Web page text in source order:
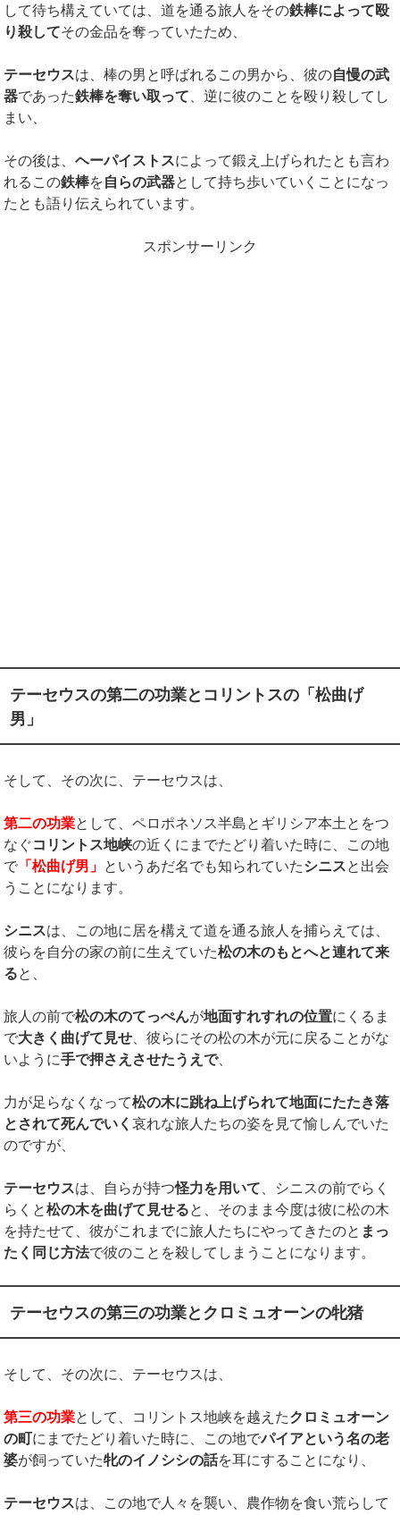
して待ち構えていては、道を通る旅人をその鉄棒によって殴
り殺してその金品を奪っていたため、
テーセウスは、棒の男と呼ばれるこの男から、彼の自慢の武
器であった鉄棒を奪い取って 、逆に彼のことを殴り殺してし
まい、
その後は、ヘーパイストスによって鍛え上げられたとも言わ
れるこの鉄棒を自らの武器として持ち歩いていくことになっ
たとも語り伝えられています。
スポンサーリンク
テーセウスの第二の功業とコリントスの「松曲げ
男」
そして、その次に、テーセウスは、
第二の功業として、ペロポネソス半島とギリシア本土とをつ
なぐコリントス地峡の近くにまでたどり着いた時に、この地
で 「松曲げ男」 というあだ名でも知られていたシニスと出会
うことになります。
シニスは、この地に居を構えて道を通る旅人を捕らえては、
彼らを自分の家の前に生えていた松の木のもとへと連れて来
ると、
旅人の前で松の木のてっぺんが地面すれすれの位置にくるま
で大きく曲げて見せ 、彼らにその松の木が元に戻ることがな
いように手で押さえさせたうえで、
力が足らなくなって松の木に跳ね上げられて地面にたたき落
とされて死んでいく哀れな旅人たちの姿を見て愉しんでいた
のですが、
テーセウスは、自らが持つ怪力を用いて 、シニスの前でらく
らくと松の木を曲げて見せると、そのまま今度は彼に松の木
を持たせて、彼がこれまでに旅人たちにやってきたのと まっ
たく同じ方法で彼のことを殺してしまうことになります。
テーセウスの第三の功業とクロミュオーンの牝猪
そして、その次に、テーセウスは、
第三の功業として、コリントス地峡を越えたクロミュオーン
の町にまでたどり着いた時に、この地でパイアという名の老
婆が飼っていた牝のイノシシの話を耳にすることになり、
テーセウスは、この地で人々を襲い、農作物を食い荒らして